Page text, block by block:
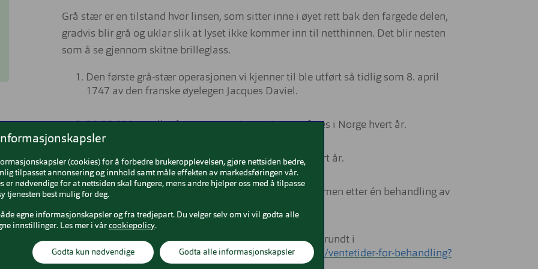
Grå stær er en tilstand hvor linsen, som sitter inne i øyet rett bak den fargede delen,
gradvis blir grå og uklar slik at lyset ikke kommer inn til netthinnen. Det blir nesten
som å se gjennom skitne brilleglass.
Den første grå-stær operasjonen vi kjenner til ble utført så tidlig som 8. april
1747 av den franske øyelegen Jacques Daviel.
20-25.000 antall grå-stær operasjoner gjennomføres i Norge hvert år.
Ca 5 pr 10000 barn fødes med grå stær i Norge hvert år.
Etterstær: Kan oppstå etter en vellykket operasjon, men etter én behandling av
4-65 ukers ventetid på operasjon – store forskjeller rundt i
landet:https://helsenorge.no/velg-behandlingssted/ventetider-for-behandling?
(cookies) for å forbedre brukeropplevelsen, gjøre nettsiden bedre,
tilpasset annonsering og innhold samt måle effekten av markedsføringen vår.
er nødvendige for at nettsiden skal fungere, mens andre hjelper oss med å tilpasse
tjenesten best mulig for deg.
egne informasjonskapsler og fra tredjepart. Du velger selv om vi vil godta alle
innstillinger. Les mer i vår cookiepolicy.
Godta alle informasjonskapsler
Godta kun nødvendige